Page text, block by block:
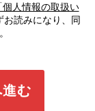
個人情報の取扱い
お読みになり、同
む